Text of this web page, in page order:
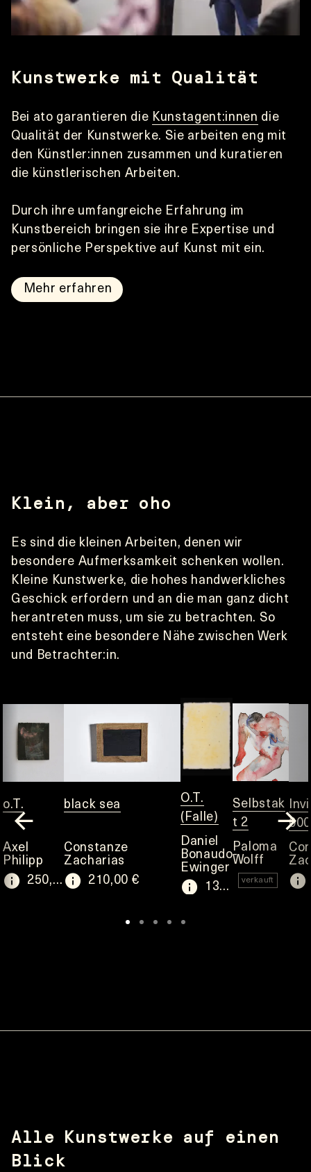
Kunstwerke mit Qualität
Bei ato garantieren die Kunstagent:innen die
Qualität der Kunstwerke. Sie arbeiten eng mit
den Künstler:innen zusammen und kuratieren
die künstlerischen Arbeiten.
Durch ihre umfangreiche Erfahrung im
Kunstbereich bringen sie ihre Expertise und
persönliche Perspektive auf Kunst mit ein.
Mehr erfahren
Klein, aber oho
Es sind die kleinen Arbeiten, denen wir
besondere Aufmerksamkeit schenken wollen.
Kleine Kunstwerke, die hohes handwerkliches
Geschick erfordern und an die man ganz dicht
herantreten muss, um sie zu betrachten. So
entsteht eine besondere Nähe zwischen Werk
und Betrachter:in.
o.T.
Axel
Philipp
250,00 €
black sea
Constanze
Zacharias
210,00 €
O.T.
(Falle)
Daniel
Bonaudo-
Ewinger
130,00 €
Selbstak
t 2
Paloma
Wolff
verkauft
Alle Kunstwerke auf einen
Blick